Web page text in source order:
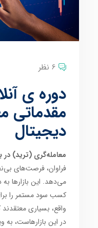
6 نظر
دوره ی
مقدماتی
دیجیتال
معامله‌گری (ترید) در
فراوان، فرصت‌های
می‌دهد. این بازارها
کسب سود مستمر را
واقع، بسیاری معتقدند
در این بازارهاست، به